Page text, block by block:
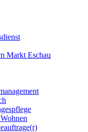
Markt Eschau